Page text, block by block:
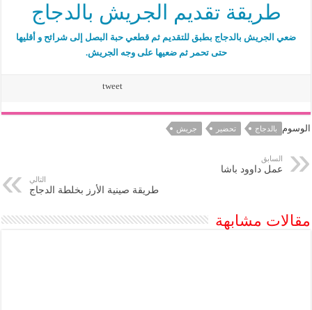
طريقة تقديم الجريش بالدجاج
ضعي الجريش بالدجاج بطبق للتقديم ثم قطعي حبة البصل إلى شرائح و أقليها
حتى تحمر ثم ضعيها على وجه الجريش.
tweet
الوسوم بالدجاج تحضير جريش
السابق
عمل داوود باشا
التالي
طريقة صينية الأرز بخلطة الدجاج
مقالات مشابهة